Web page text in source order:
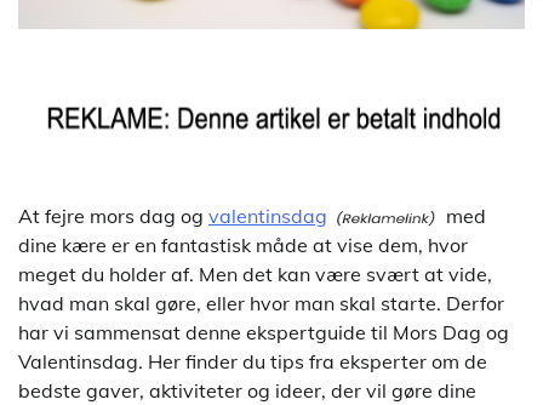
At fejre mors dag og valentinsdag
med
dine kære er en fantastisk måde at vise dem, hvor
meget du holder af. Men det kan være svært at vide,
hvad man skal gøre, eller hvor man skal starte. Derfor
har vi sammensat denne ekspertguide til Mors Dag og
Valentinsdag. Her finder du tips fra eksperter om de
bedste gaver, aktiviteter og ideer, der vil gøre dine